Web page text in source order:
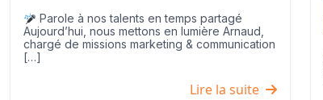
Parole à nos talents en temps partagé
Aujourd’hui, nous mettons en lumière Arnaud,
chargé de missions marketing & communication
[…]
Lire la suite